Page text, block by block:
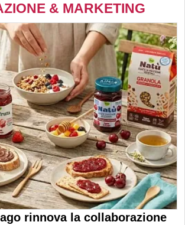
& MARKETING
rinnova la collaborazione